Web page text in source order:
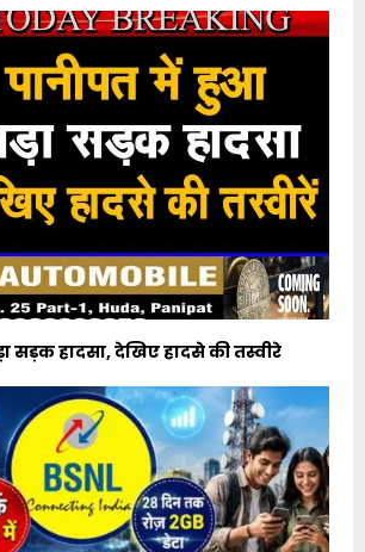
सड़क हादसा, देखिए हादसे की तस्वीरे